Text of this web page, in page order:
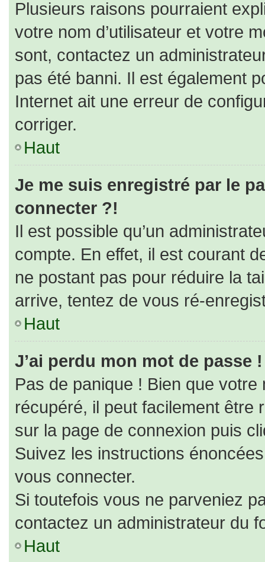
Plusieurs raisons pourraient
votre nom d’utilisateur et votre
sont, contactez un
pas été banni. Il est également
Internet ait une erreur de
corriger.
Haut
Je me suis enregistré par le
connecter ?!
Il est possible qu’un
compte. En effet, il est courant
ne postant pas pour réduire la
arrive, tentez de vous ré-
Haut
J’ai perdu mon mot de passe !
Pas de panique ! Bien que
récupéré, il peut facilement être
sur la page de connexion puis
Suivez les instructions
vous connecter.
Si toutefois vous ne parveniez
contactez un administrateur du
Haut